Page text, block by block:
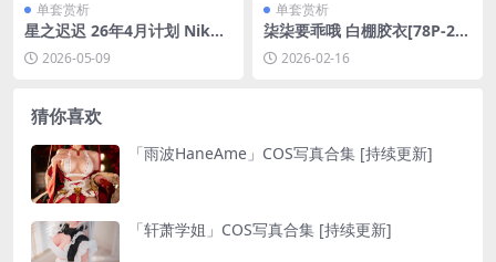
单套赏析
星之迟迟 26年4月计划 Nikke
胜利女神 薇尔维特·兔女郎[48
P-438.8M]
2026-05-09
单套赏析
柒柒要乖哦 白棚胶衣[78P-23
1.5M]2026-02-16
猜你喜欢
「雨波HaneAme」COS写真合集 [持续更新]
「轩萧学姐」COS写真合集 [持续更新]